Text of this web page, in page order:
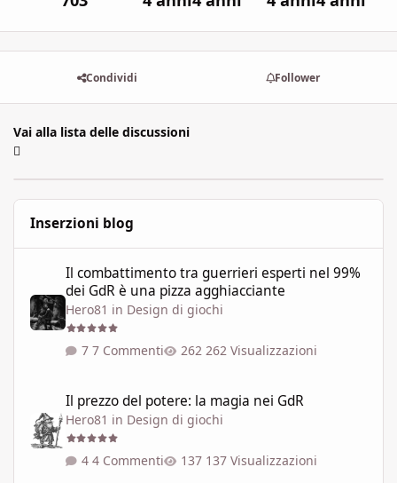
Condividi Follower
Vai alla lista delle discussioni
Inserzioni blog
Il combattimento tra guerrieri esperti nel 99%
dei GdR è una pizza agghiacciante
Hero81 in Design di giochi
7 Commenti 262 Visualizzazioni
Il prezzo del potere: la magia nei GdR
Hero81 in Design di giochi
4 Commenti 137 Visualizzazioni